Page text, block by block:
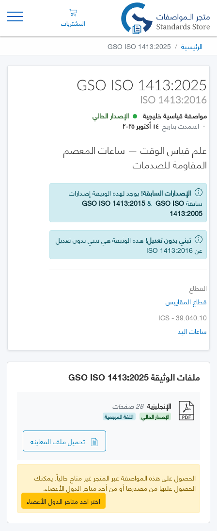
المشتريات
الرئيسية GSO ISO 1413:2025
GSO ISO 1413:2025
ISO 1413:2016
مواصفة قياسية خليجية
الإصدار الحالي
· اعتمدت بتاريخ ١٤ أكتوبر ٢٠٢٥
علم قياس الوقت — ساعات المعصم
المقاومة للصدمات
الإصدارات السابقة! يوجد لهذه الوثيقة إصدارات
سابقة
GSO ISO 1413:2015& GSO ISO
1413:2005
تبني بدون تعديل! هذه الوثيقة هي تبني بدون تعديل
عن ISO 1413:2016
القطاع
قطاع المقاييس
ICS - 39.040.10
ساعات اليد
ملفات الوثيقة GSO ISO 1413:2025
الإنجليزية 28 صفحات
الإصدار الحالي اللغة المرجعية
تحميل ملف المعاينة
الحصول على هذه المواصفة عبر المتجر غير متاح حالياً. يمكنك
الحصول عليها من مصدرها أو من أحد متاجر الدول الأعضاء.
اختر احد متاجر الدول الأعضاء